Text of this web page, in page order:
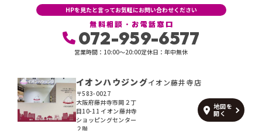
HPを見たと言ってお気軽にお問い合わせください
無料相談・お電話窓口
072-959-6577
営業時間：10:00〜20:00定休日：年中無休
イオンハウジングイオン藤井寺店
〒583-0027
大阪府藤井寺市岡２丁
目10-11 イオン藤井寺
ショッピングセンター
２階
地図を
開く